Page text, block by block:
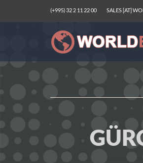
(+995) 32 2 11 22 00 SALES [AT]